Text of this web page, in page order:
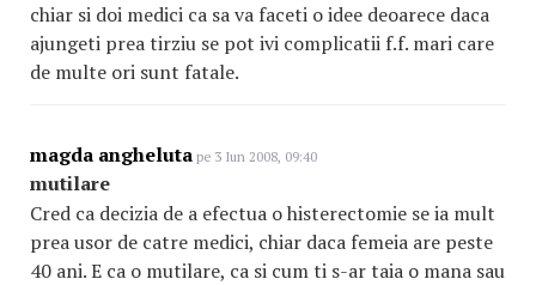
chiar si doi medici ca sa va faceti o idee deoarece daca
ajungeti prea tirziu se pot ivi complicatii f.f. mari care
de multe ori sunt fatale.
magda angheluta pe 3 Iun 2008, 09:40
mutilare
Cred ca decizia de a efectua o histerectomie se ia mult
prea usor de catre medici, chiar daca femeia are peste
40 ani. E ca o mutilare, ca si cum ti s-ar taia o mana sau